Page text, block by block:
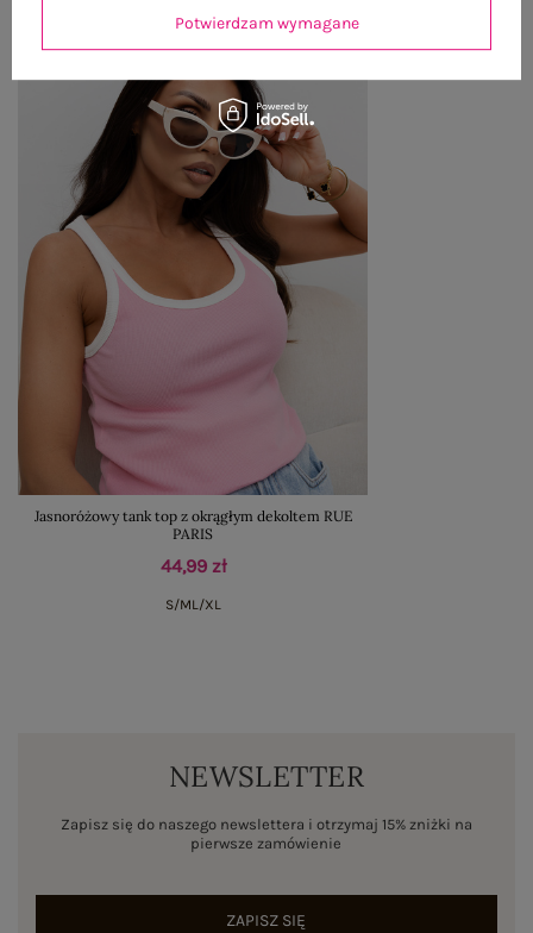
Jasnoróżowy tank top z okrągłym dekoltem RUE
PARIS
44,99 zł
S/ML/XL
NEWSLETTER
Zapisz się do naszego newslettera i otrzymaj 15% zniżki na
pierwsze zamówienie
ZAPISZ SIĘ
Potwierdzam wymagane